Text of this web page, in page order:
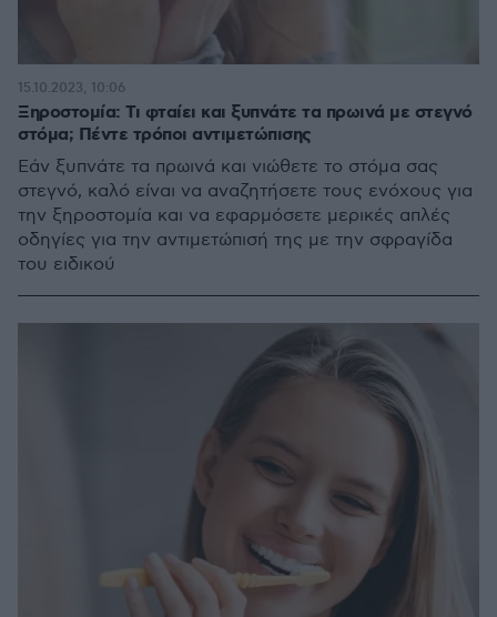
Ξηροστομία: Τι φταίει και ξυπνάτε τα πρωινά με στεγνό
στόμα; Πέντε τρόποι αντιμετώπισης
Εάν ξυπνάτε τα πρωινά και νιώθετε το στόμα σας
στεγνό, καλό είναι να αναζητήσετε τους ενόχους για
την ξηροστομία και να εφαρμόσετε μερικές απλές
οδηγίες για την αντιμετώπισή της με την σφραγίδα
του ειδικού
15.10.2023, 10:06